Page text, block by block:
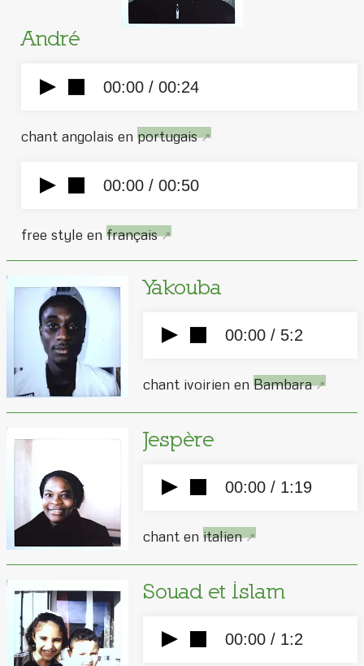
André
00:00 / 00:24
chant angolais en portugais
00:00 / 00:50
free style en français
Yakouba
00:00 / 5:2
chant ivoirien en Bambara
Jespère
00:00 / 1:19
chant en italien
Souad et Islam
00:00 / 1:2